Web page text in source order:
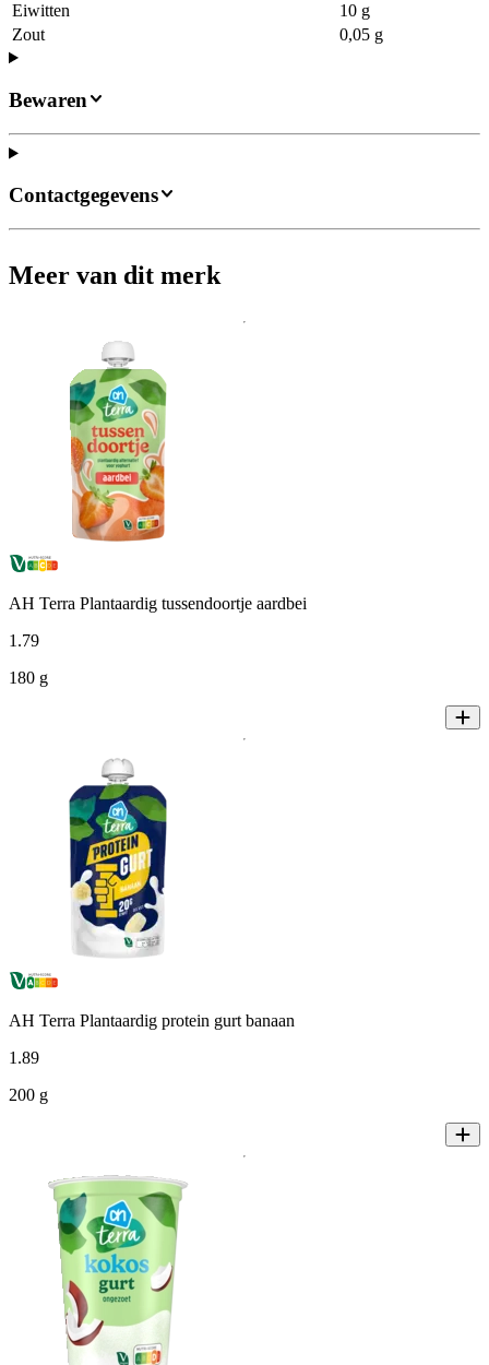
Eiwitten
10 g
Zout
0,05 g
Bewaren
Contactgegevens
Meer van dit merk
AH Terra Plantaardig tussendoortje aardbei
1 .79
180 g
AH Terra Plantaardig protein gurt banaan
1 .89
200 g